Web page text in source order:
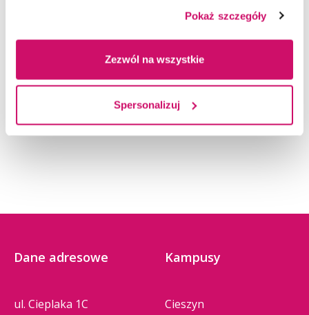
Pokaż szczegóły
Zezwól na wszystkie
Spersonalizuj
POBIERZ DOCX
Klauzula RODO Projektu (827 KB)
827 kB
Dane adresowe
ul. Cieplaka 1C
Kampusy
Cieszyn